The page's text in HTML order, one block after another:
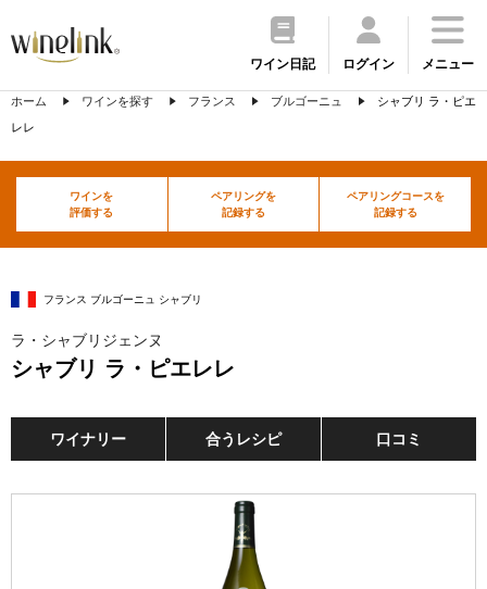
ワイン日記 ログイン メニュー
ホーム ワインを探す フランス ブルゴーニュ
シャブリ ラ・ピエ
レレ
ワインを
評価する
ペアリングを
記録する
ペアリングコースを
記録する
フランス ブルゴーニュ シャブリ
ラ・シャブリジェンヌ
シャブリ ラ・ピエレレ
ワイナリー 合うレシピ 口コミ